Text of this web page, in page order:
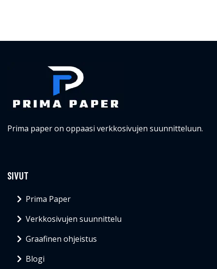
Prima paper on oppaasi verkkosivujen suunnitteluun.
SIVUT
Prima Paper
Verkkosivujen suunnittelu
Graafinen ohjeistus
Blogi